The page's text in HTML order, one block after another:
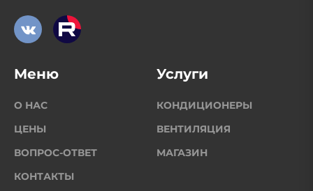
Меню
О НАС
ЦЕНЫ
ВОПРОС-ОТВЕТ
КОНТАКТЫ
Услуги
КОНДИЦИОНЕРЫ
ВЕНТИЛЯЦИЯ
МАГАЗИН